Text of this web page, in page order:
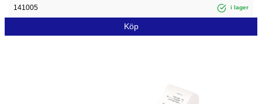
141005 i lager
Köp